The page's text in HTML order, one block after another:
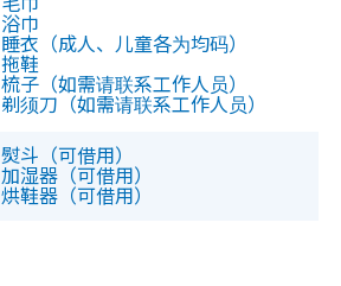
浴巾
睡衣（成人、儿童各为均码）
拖鞋
梳子（如需请联系工作人员）
剃须刀（如需请联系工作人员）
熨斗（可借用）
加湿器（可借用）
烘鞋器（可借用）